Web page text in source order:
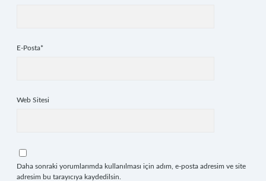
E-Posta*
Web Sitesi
Daha sonraki yorumlarımda kullanılması için adım, e-posta adresim ve site
adresim bu tarayıcıya kaydedilsin.